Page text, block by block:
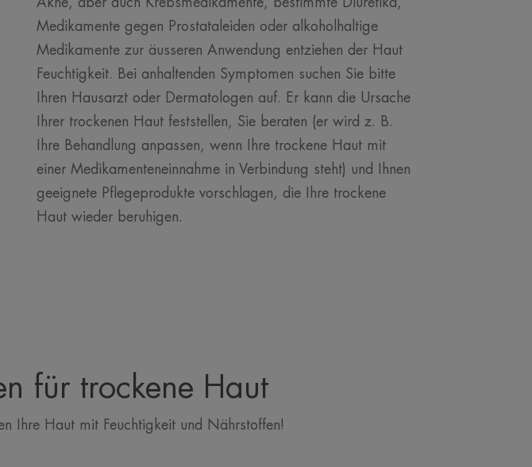
Medikamente gegen Prostataleiden oder alkoholhaltige
Medikamente zur äusseren Anwendung entziehen der Haut
Feuchtigkeit. Bei anhaltenden Symptomen suchen Sie bitte
Ihren Hausarzt oder Dermatologen auf. Er kann die Ursache
Ihrer trockenen Haut feststellen, Sie beraten (er wird z. B.
Ihre Behandlung anpassen, wenn Ihre trockene Haut mit
einer Medikamenteneinnahme in Verbindung steht) und Ihnen
geeignete Pflegeprodukte vorschlagen, die Ihre trockene
Haut wieder beruhigen.
für trockene Haut
Ihre Haut mit Feuchtigkeit und Nährstoffen!